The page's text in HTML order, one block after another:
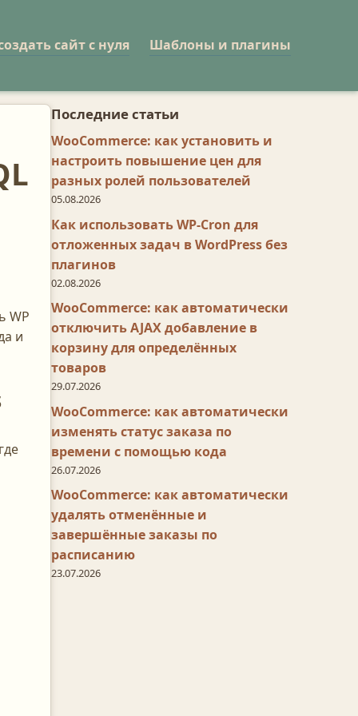
сайт с нуля Шаблоны и плагины
WP
и
Последние статьи
WooCommerce: как установить и
настроить повышение цен для
разных ролей пользователей
05.08.2026
Как использовать WP-Cron для
отложенных задач в WordPress без
плагинов
02.08.2026
WooCommerce: как автоматически
отключить AJAX добавление в
корзину для определённых
товаров
29.07.2026
WooCommerce: как автоматически
изменять статус заказа по
времени с помощью кода
26.07.2026
WooCommerce: как автоматически
удалять отменённые и
завершённые заказы по
расписанию
23.07.2026